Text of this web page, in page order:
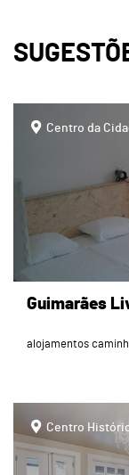
Centro da
Guimarães
alojamentos
Centro